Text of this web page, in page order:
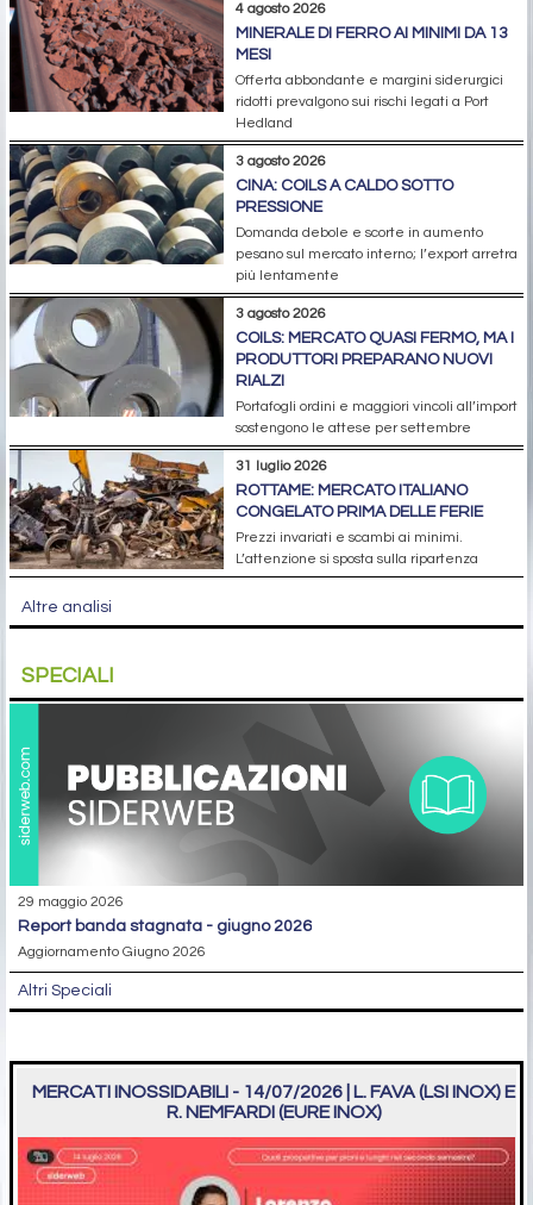
4 agosto 2026
MINERALE DI FERRO AI MINIMI DA 13
MESI
Offerta abbondante e margini siderurgici
ridotti prevalgono sui rischi legati a Port
Hedland
3 agosto 2026
CINA: COILS A CALDO SOTTO
PRESSIONE
Domanda debole e scorte in aumento
pesano sul mercato interno; l’export arretra
più lentamente
3 agosto 2026
COILS: MERCATO QUASI FERMO, MA I
PRODUTTORI PREPARANO NUOVI
RIALZI
Portafogli ordini e maggiori vincoli all’import
sostengono le attese per settembre
31 luglio 2026
ROTTAME: MERCATO ITALIANO
CONGELATO PRIMA DELLE FERIE
Prezzi invariati e scambi ai minimi.
L’attenzione si sposta sulla ripartenza
Altre analisi
SPECIALI
29 maggio 2026
report banda stagnata - giugno 2026
Aggiornamento Giugno 2026
Altri Speciali
MERCATI INOSSIDABILI - 14/07/2026 | L. FAVA (LSI INOX) E
R. NEMFARDI (EURE INOX)